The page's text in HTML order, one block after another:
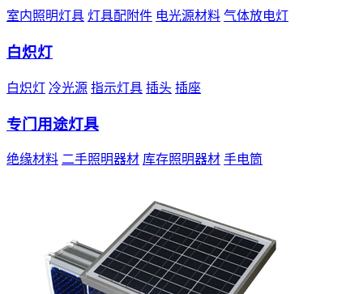
室内照明灯具 灯具配附件 电光源材料 气体放电灯
白炽灯
白炽灯 冷光源 指示灯具 插头 插座
专门用途灯具
绝缘材料 二手照明器材 库存照明器材 手电筒